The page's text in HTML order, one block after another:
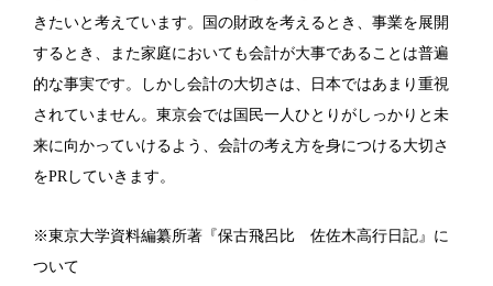
きたいと考えています。国の財政を考えるとき、事業を展開
するとき、また家庭においても会計が大事であることは普遍
的な事実です。しかし会計の大切さは、日本ではあまり重視
されていません。東京会では国民一人ひとりがしっかりと未
来に向かっていけるよう、会計の考え方を身につける大切さ
をPRしていきます。
※東京大学資料編纂所著『保古飛呂比 佐佐木高行日記』に
ついて